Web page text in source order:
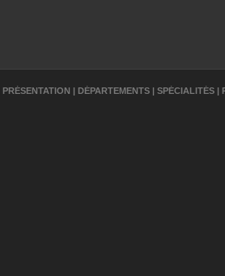
PRÉSENTATION | DÉPARTEMENTS | SPÉCIALITÉS |